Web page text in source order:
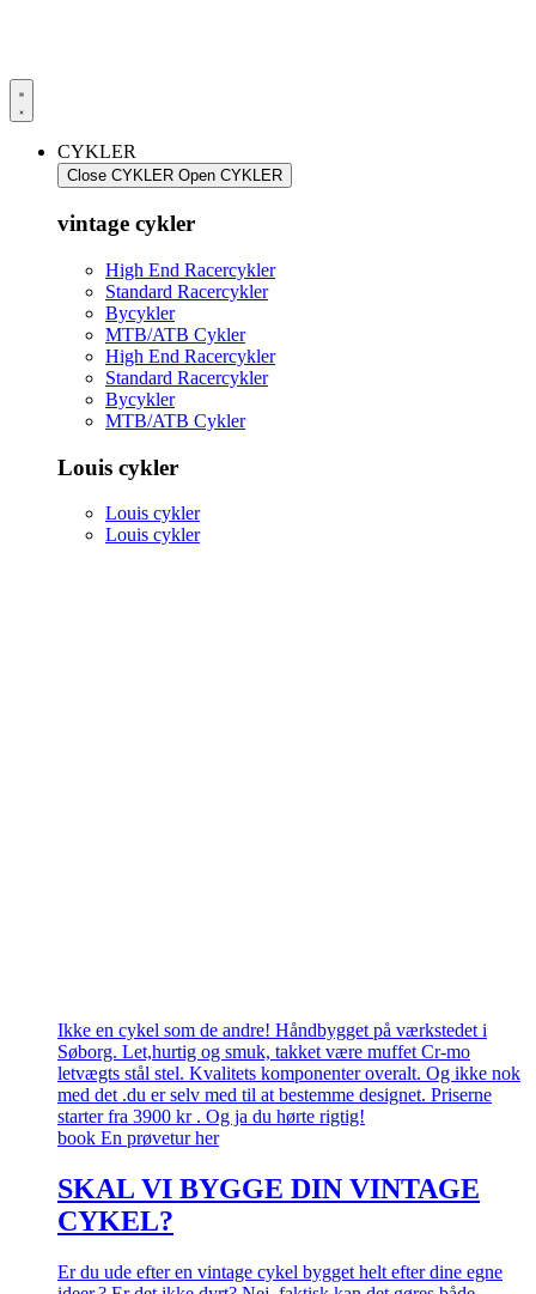
CYKLER
Close CYKLER Open CYKLER
vintage cykler
High End Racercykler
Standard Racercykler
Bycykler
MTB/ATB Cykler
High End Racercykler
Standard Racercykler
Bycykler
MTB/ATB Cykler
Louis cykler
Louis cykler
Louis cykler
Ikke en cykel som de andre! Håndbygget på værkstedet i
Søborg. Let,hurtig og smuk, takket være muffet Cr-mo
letvægts stål stel. Kvalitets komponenter overalt. Og ikke nok
med det .du er selv med til at bestemme designet. Priserne
starter fra 3900 kr . Og ja du hørte rigtig!
book En prøvetur her
SKAL VI BYGGE DIN VINTAGE
CYKEL?
Er du ude efter en vintage cykel bygget helt efter dine egne